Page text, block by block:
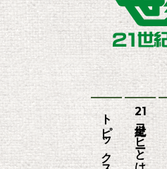
トピックス 21
世紀コーヒーとは?